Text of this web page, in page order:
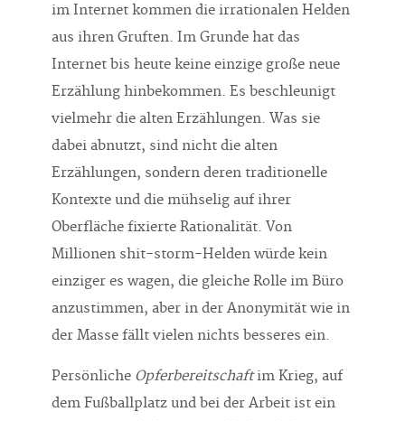
im Internet kommen die irrationalen Helden
aus ihren Gruften. Im Grunde hat das
Internet bis heute keine einzige große neue
Erzählung hinbekommen. Es beschleunigt
vielmehr die alten Erzählungen. Was sie
dabei abnutzt, sind nicht die alten
Erzählungen, sondern deren traditionelle
Kontexte und die mühselig auf ihrer
Oberfläche fixierte Rationalität. Von
Millionen shit-storm-Helden würde kein
einziger es wagen, die gleiche Rolle im Büro
anzustimmen, aber in der Anonymität wie in
der Masse fällt vielen nichts besseres ein.
Persönliche Opferbereitschaftim Krieg, auf
dem Fußballplatz und bei der Arbeit ist ein